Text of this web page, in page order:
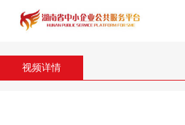
视频详情